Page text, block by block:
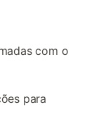
com o
para